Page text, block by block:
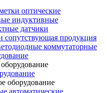
оптические
индуктивные
датчики
сопутствующая продукция
коммутаторные
оборудование
автоматические